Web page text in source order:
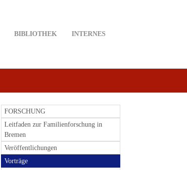
BIBLIOTHEK INTERNES
FORSCHUNG
Leitfaden zur Familienforschung in
Bremen
Veröffentlichungen
Vorträge